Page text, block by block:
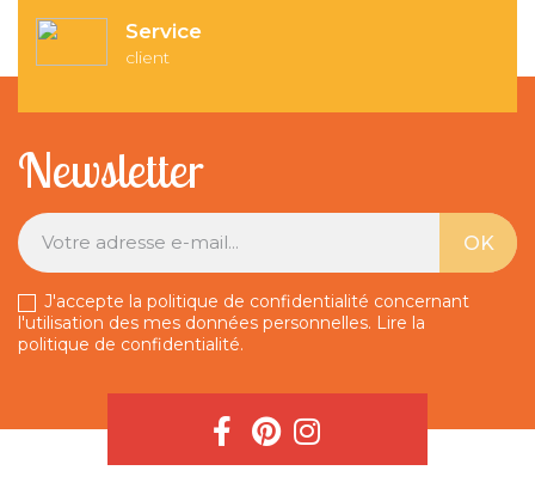
Service
client
Newsletter
J'accepte la politique de confidentialité concernant
l'utilisation des mes données personnelles. Lire la
politique de confidentialité.